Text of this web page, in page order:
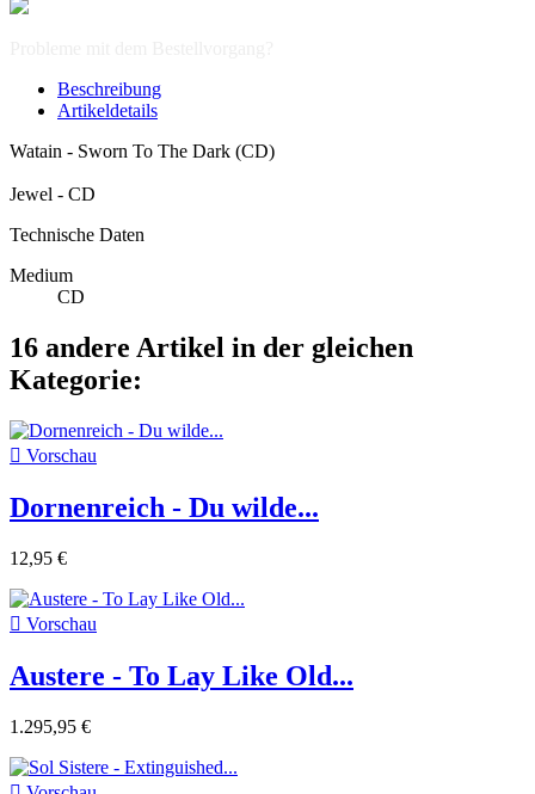
Beschreibung
Artikeldetails
Watain - Sworn To The Dark (CD)
Jewel - CD
Technische Daten
Medium
CD
16 andere Artikel in der gleichen
Kategorie:
 Vorschau
Dornenreich - Du wilde...
12,95 €
 Vorschau
Austere - To Lay Like Old...
1.295,95 €